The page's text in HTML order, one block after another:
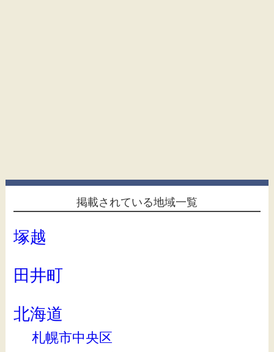
掲載されている地域一覧
塚越
田井町
北海道
札幌市中央区